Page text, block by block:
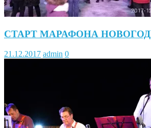
СТАРТ МАРАФОНА
21.12.2017 admin 0